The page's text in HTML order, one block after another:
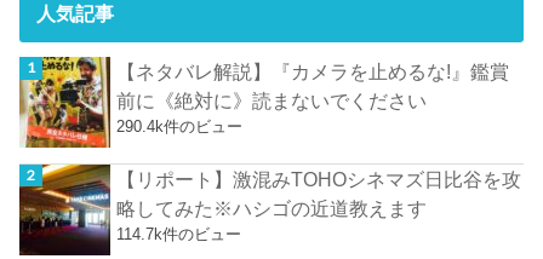
人気記事
【ネタバレ解説】『カメラを止めるな!』鑑賞
前に《絶対に》読まないでください
290.4k件のビュー
【リポート】激混みTOHOシネマズ日比谷を攻
略してみた※ハシゴの近道教えます
114.7k件のビュー